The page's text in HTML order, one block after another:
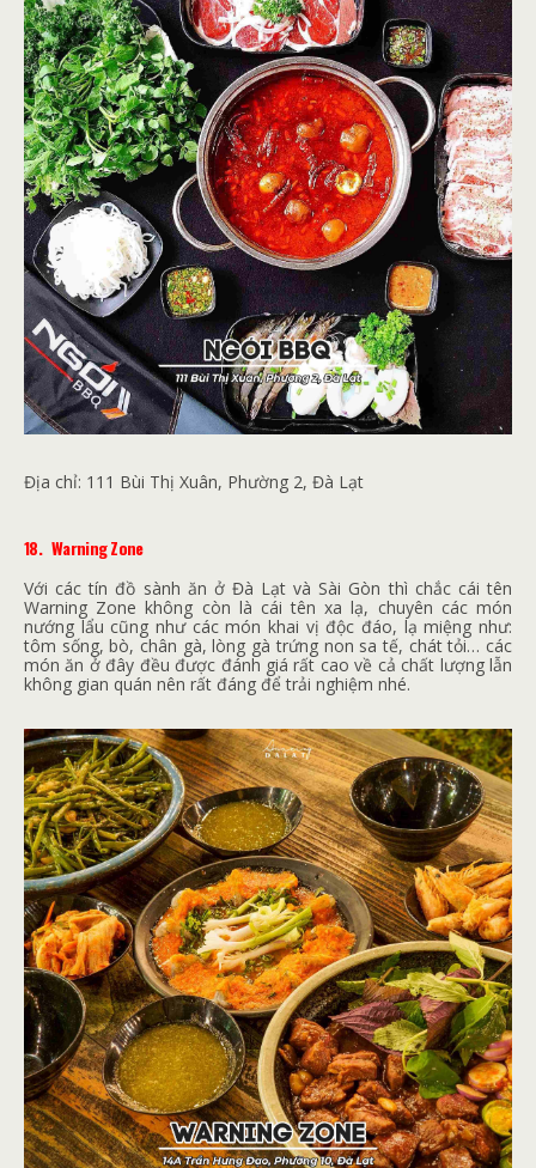
Địa chỉ: 111 Bùi Thị Xuân, Phường 2, Đà Lạt
18. Warning Zone
Với các tín đồ sành ăn ở Đà Lạt và Sài Gòn thì chắc cái tên
Warning Zone không còn là cái tên xa lạ, chuyên các món
nướng lẩu cũng như các món khai vị độc đáo, lạ miệng như:
tôm sống, bò, chân gà, lòng gà trứng non sa tế, chát tỏi… các
món ăn ở đây đều được đánh giá rất cao về cả chất lượng lẫn
không gian quán nên rất đáng để trải nghiệm nhé.